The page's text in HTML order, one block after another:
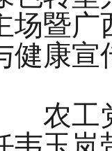
场暨广
健康宣
农工党